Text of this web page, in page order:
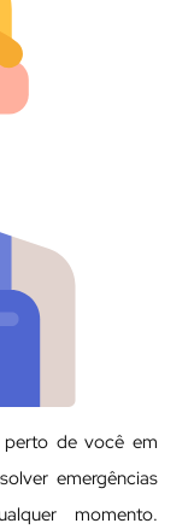
de você em
emergências
momento.